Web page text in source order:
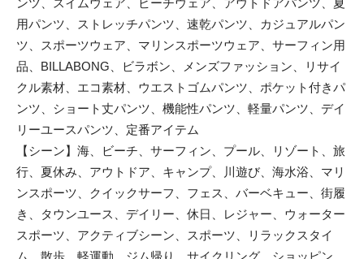
ンツ、スイムウェア、ビーチウェア、アウトドアパンツ、夏
用パンツ、ストレッチパンツ、速乾パンツ、カジュアルパン
ツ、スポーツウェア、マリンスポーツウェア、サーフィン用
品、BILLABONG、ビラボン、メンズファッション、リサイ
クル素材、エコ素材、ウエストゴムパンツ、ポケット付きパ
ンツ、ショート丈パンツ、機能性パンツ、軽量パンツ、デイ
リーユースパンツ、定番アイテム
【シーン】海、ビーチ、サーフィン、プール、リゾート、旅
行、夏休み、アウトドア、キャンプ、川遊び、海水浴、マリ
ンスポーツ、クイックサーフ、フェス、バーベキュー、街履
き、タウンユース、デイリー、休日、レジャー、ウォーター
スポーツ、アクティブシーン、スポーツ、リラックスタイ